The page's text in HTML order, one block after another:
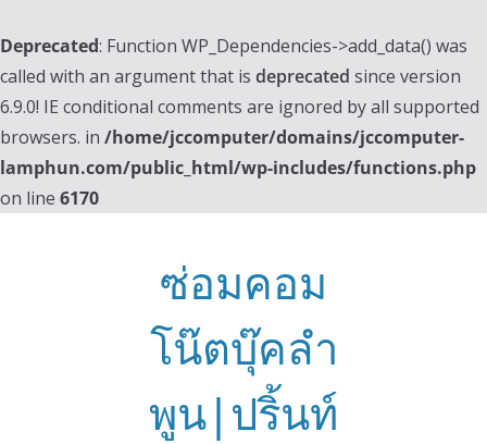
Deprecated: Function WP_Dependencies->add_data() was
called with an argument that is deprecated since version
6.9.0! IE conditional comments are ignored by all supported
browsers. in /home/jccomputer/domains/jccomputer-
lamphun.com/public_html/wp-includes/functions.php
on line 6170
ซ่อมคอม
โน๊ตบุ๊คลำ
พูน|ปริ้นท์